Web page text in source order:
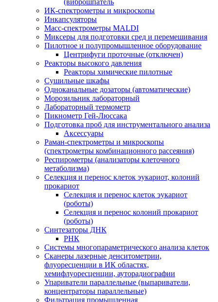
(виброшпатель
ИК-спектрометры и микроскопы
Инкапсуляторы
Масс-спектрометры MALDI
Миксеры для подготовки сред и перемешивания
Пилотное и полупромышленное оборудование
Центрифуги проточные (отключен)
Реакторы высокого давления
Реакторы химические пилотные
Сушильные шкафы
Одноканальные дозаторы (автоматические)
Морозильник лабораторный
Лабораторный термометр
Пикнометр Гей-Люссака
Подготовка проб для инструментального анализа
Аксессуары
Раман-спектрометры и микроскопы
(спектрометры комбинационного рассеяния)
Респирометры (анализаторы клеточного
метаболизма)
Селекция и перенос клеток эукариот, колоний
прокариот
Селекция и перенос клеток эукариот
(роботы)
Селекция и перенос колоний прокариот
(роботы)
Синтезаторы ДНК
РНК
Системы многопараметрического анализа клеток
Сканеры лазерные денситометрии,
флуоресценции в ИК областях,
хемифлуоресценции, ауторадиографии
Упариватели параллельные (выпариватели,
концентраторы параллельные)
Фильтрация промышленная